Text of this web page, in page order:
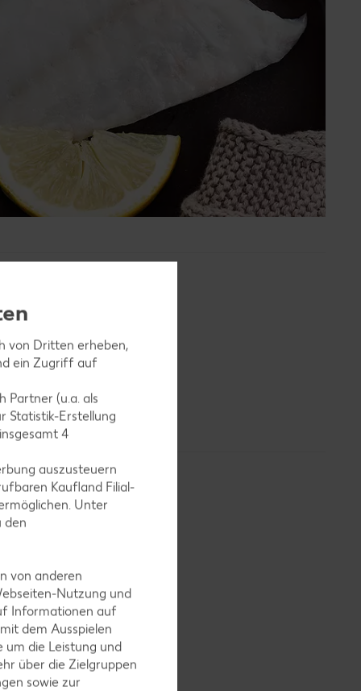
im
Meer.
von Dritten erheben,
ein Zugriff auf
Partner (u.a. als
Statistik-Erstellung
4
auszusteuern
Kaufland Filial-
Unter
den
von anderen
Nutzung und
Informationen auf
dem Ausspielen
die Leistung und
über die Zielgruppen
sowie zur